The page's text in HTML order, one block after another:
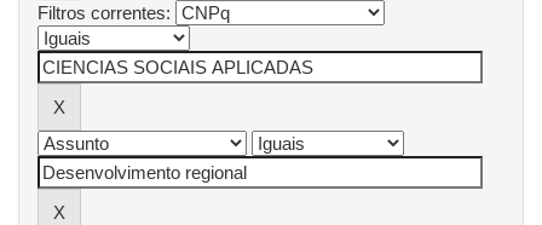
Filtros correntes: